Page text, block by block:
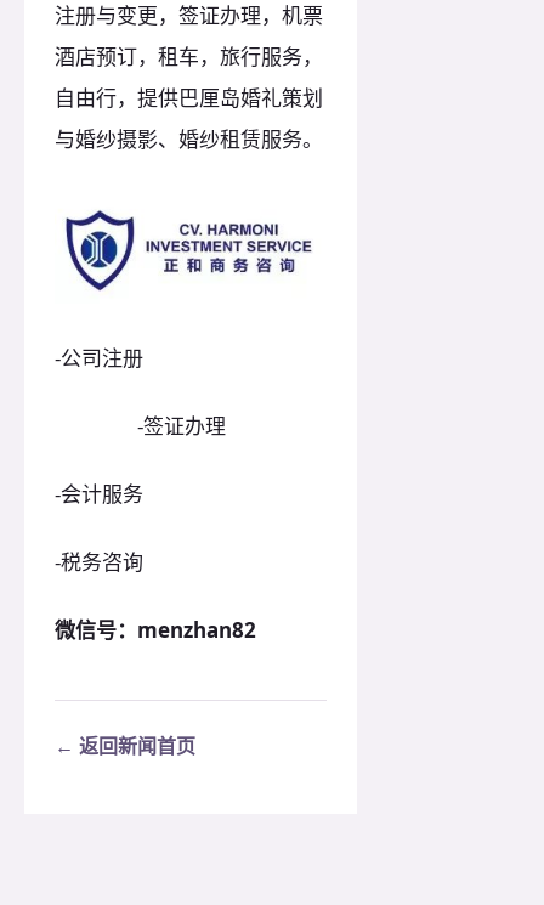
注册与变更，签证办理，机票
酒店预订，租车，旅行服务，
自由行，提供巴厘岛婚礼策划
与婚纱摄影、婚纱租赁服务。
-公司注册
-签证办理
-会计服务
-税务咨询
微信号：menzhan82
← 返回新闻首页